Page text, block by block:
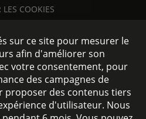
LES COOKIES
sur ce site pour mesurer le
afin d'améliorer son
votre consentement, pour
des campagnes de
proposer des contenus tiers
d'utilisateur. Nous